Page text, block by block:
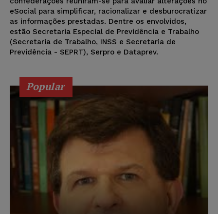
eSocial para simplificar, racionalizar e desburocratizar
as informações prestadas. Dentre os envolvidos,
estão Secretaria Especial de Previdência e Trabalho
(Secretaria de Trabalho, INSS e Secretaria de
Previdência - SEPRT), Serpro e Dataprev.
Popular